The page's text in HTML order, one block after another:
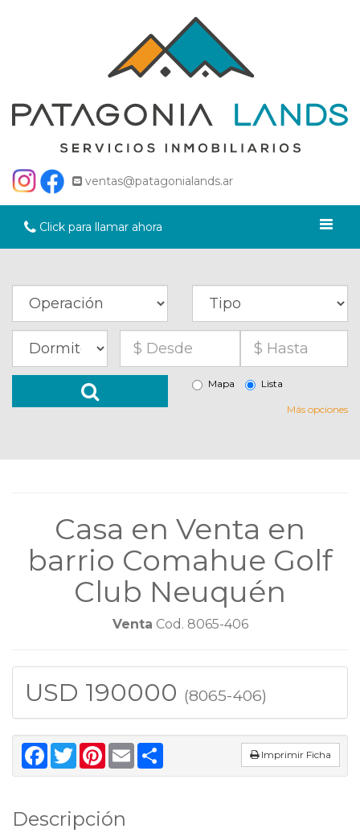
ventas@patagonialands.ar
Click para llamar ahora
Mapa Lista
Más opciones
Casa en Venta en
barrio Comahue Golf
Club Neuquén
Venta Cod. 8065-406
USD 190000 (8065-406)
Facebook
TwitterPinterest
Email Imprimir Ficha
Descripción